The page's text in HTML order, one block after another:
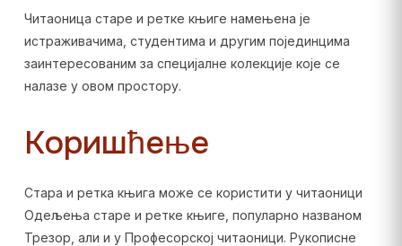
Читаоница старе и ретке књиге намењена је
истраживачима, студентима и другим појединцима
заинтересованим за специјалне колекције које се
налазе у овом простору.
Коришћење
Стара и ретка књига може се користити у читаоници
Одељења старе и ретке књиге, популарно названом
Трезор, али и у Професорској читаоници. Рукописне